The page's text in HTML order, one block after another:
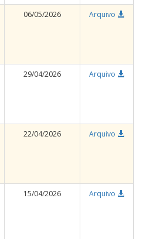
06/05/2026 Arquivo
29/04/2026 Arquivo
22/04/2026 Arquivo
15/04/2026 Arquivo